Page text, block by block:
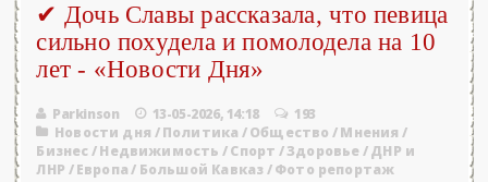
✔ Дочь Славы рассказала, что певица
сильно похудела и помолодела на 10
лет - «Новости Дня»
Parkinson 13-05-2026, 14:18
193
Новости дня /Политика /Общество /Мнения /
Бизнес /Недвижимость /Спорт /Здоровье /ДНР и
ЛНР /Европа/ Большой Кавказ /Фото репортаж